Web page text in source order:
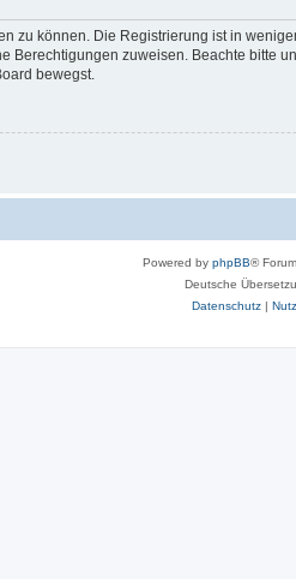
zu können. Die Registrierung ist in
Berechtigungen zuweisen. Beachte
bewegst.
Powered by phpBB®
Deutsche
Datenschutz|